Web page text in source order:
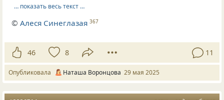
… показать весь текст …
©Алеся Синеглазая 367
46 8 11
Опубликовала Наташа Воронцова 29 мая 2025